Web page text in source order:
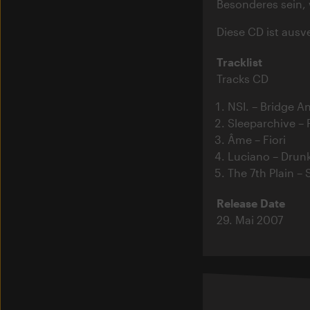
Besonderes
Diese CD ist
Tracklist
Tracks CD
NSI. – Bridge
Sleeparchive –
Âme – Fiori
Luciano –
The 7th Plain –
Release Date
29. Mai 2007